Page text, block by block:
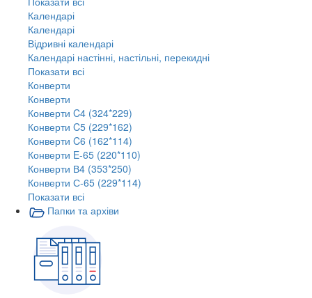
Календарі
Календарі
Відривні календарі
Календарі настінні, настільні, перекидні
Показати всі
Конверти
Конверти
Конверти C4 (324*229)
Конверти C5 (229*162)
Конверти C6 (162*114)
Конверти E-65 (220*110)
Конверти В4 (353*250)
Конверти С-65 (229*114)
Показати всі
Папки та архіви